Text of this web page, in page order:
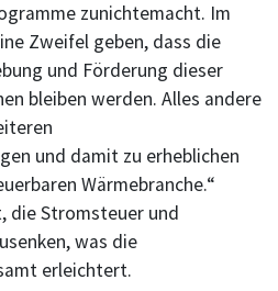
zunichtemacht. Im
Zweifel geben, dass die
und Förderung dieser
bleiben werden. Alles andere
und damit zu erheblichen
Wärmebranche.“
die Stromsteuer und
was die
erleichtert.